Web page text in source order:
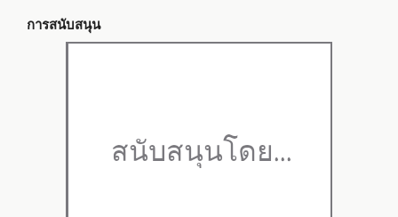
การสนับสนุน